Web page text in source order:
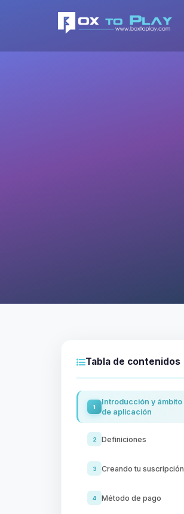
Tabla de contenidos
1
Introducción y ámbito
de aplicación
2 Definiciones
3 Creando tu suscripción
4 Método de pago